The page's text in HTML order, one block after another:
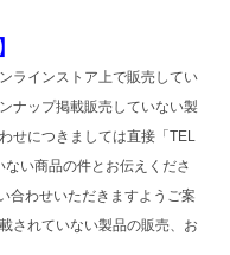
ラインストア上で販売してい
ナップ掲載販売していない製
せにつきましては直接「TEL
い商品の件とお伝えくださ
合わせいただきますようご案
されていない製品の販売、お